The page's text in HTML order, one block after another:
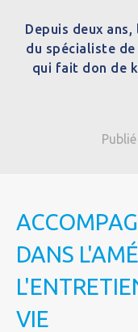
Depuis deux
du spécialiste
qui fait don de
DANS
VIE